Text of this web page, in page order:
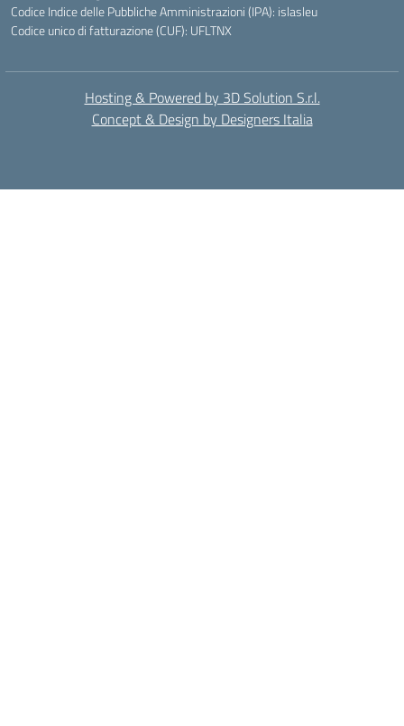
Codice Indice delle Pubbliche Amministrazioni (IPA): islasleu
Codice unico di fatturazione (CUF): UFLTNX
Hosting & Powered by 3D Solution S.r.l.
Concept & Design by Designers Italia